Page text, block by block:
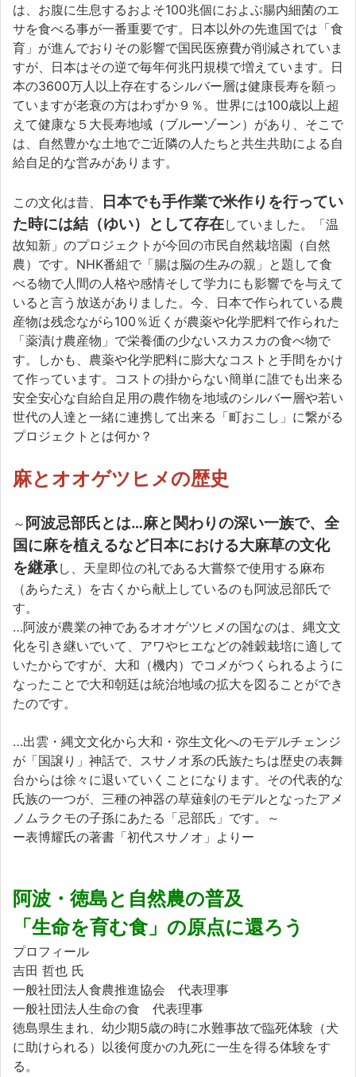
は、お腹に生息するおよそ100兆個におよぶ腸内細菌のエ
サを食べる事が一番重要です。日本以外の先進国では「食
育」が進んでおりその影響で国民医療費が削減されていま
すが、日本はその逆で毎年何兆円規模で増えています。日
本の3600万人以上存在するシルバー層は健康長寿を願っ
ていますが老衰の方はわずか９％。世界には100歳以上超
えて健康な５大長寿地域（ブルーゾーン）があり、そこで
は、自然豊かな土地でご近隣の人たちと共生共助による自
給自足的な営みがあります。
この文化は昔、
日本でも手作業で米作りを行ってい
た時には結（ゆい）として存在していました。「温
故知新」のプロジェクトが今回の市民自然栽培園（自然
農）です。NHK番組で「腸は脳の生みの親」と題して食
べる物で人間の人格や感情そして学力にも影響でを与えて
いると言う放送がありました。今、日本で作られている農
産物は残念ながら100％近くが農薬や化学肥料で作られた
「薬漬け農産物」で栄養価の少ないスカスカの食べ物で
す。しかも、農薬や化学肥料に膨大なコストと手間をかけ
て作っています。コストの掛からない簡単に誰でも出来る
安全安心な自給自足用の農作物を地域のシルバー層や若い
世代の人達と一緒に連携して出来る「町おこし」に繋がる
プロジェクトとは何か？
麻とオオゲツヒメの歴史
～ 阿波忌部氏とは…麻と関わりの深い一族で、全
国に麻を植えるなど日本における大麻草の文化
を継承し、天皇即位の礼である大嘗祭で使用する麻布
（あらたえ）を古くから献上しているのも阿波忌部氏で
す。
…阿波が農業の神であるオオゲツヒメの国なのは、縄文文
化を引き継いでいて、アワやヒエなどの雑穀栽培に適して
いたからですが、大和（機内）でコメがつくられるように
なったことで大和朝廷は統治地域の拡大を図ることができ
たのです。
…出雲・縄文文化から大和・弥生文化へのモデルチェンジ
が「国譲り」神話で、スサノオ系の氏族たちは歴史の表舞
台からは徐々に退いていくことになります。その代表的な
氏族の一つが、三種の神器の草薙剣のモデルとなったアメ
ノムラクモの子孫にあたる「忌部氏」です。～
ー表博耀氏の著書「初代スサノオ」よりー
阿波・徳島と自然農の普及
「生命を育む食」の原点に還ろう
プロフィール
吉田 哲也 氏
一般社団法人食農推進協会 代表理事
一般社団法人生命の食 代表理事
徳島県生まれ、幼少期5歳の時に水難事故で臨死体験（犬
に助けられる）以後何度かの九死に一生を得る体験をす
る。